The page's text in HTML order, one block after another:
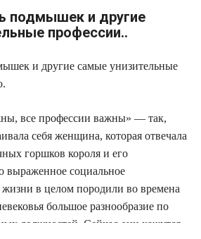
подмышек и другие
профессии..
и другие самые унизительные
все профессии важны» — так,
себя женщина, которая отвечала
горшков короля и его
социальное
жизни в целом породили во времена
большое разнообразие по
должностей. Сейчас они кажутся